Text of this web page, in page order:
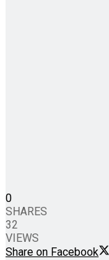
0
SHARES
32
VIEWS
Share on Facebook